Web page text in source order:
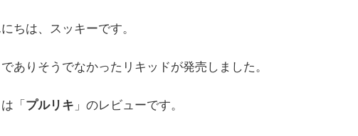
ちは、スッキーです。
ありそうでなかったリキッドが発売しました。
「 プルリキ 」のレビューです。